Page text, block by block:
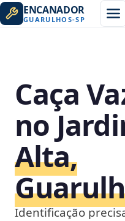
ENCANADOR
GUARULHOS-SP
Caça
no
Alta,
Identificação